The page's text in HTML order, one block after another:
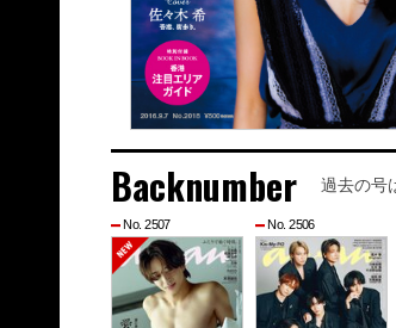
Backnumber 過去の号
No. 2507 No. 2506